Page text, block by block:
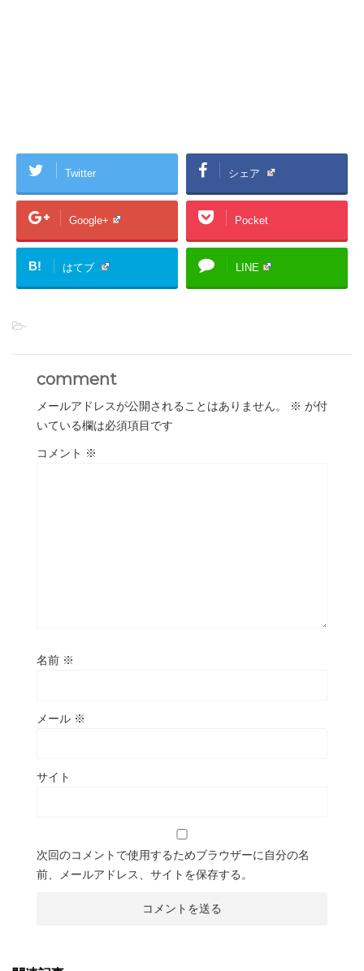
Twitter シェア
Google+ Pocket
B! はてブ LINE
-
comment
メールアドレスが公開されることはありません。 ※ が付
いている欄は必須項目です
コメント ※
名前 ※
メール ※
サイト
次回のコメントで使用するためブラウザーに自分の名
前、メールアドレス、サイトを保存する。